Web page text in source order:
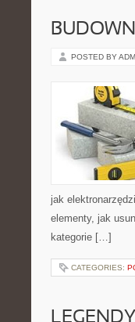
POSTED BY
jak
elementy, jak
kategorie […]
CATEGORIES: